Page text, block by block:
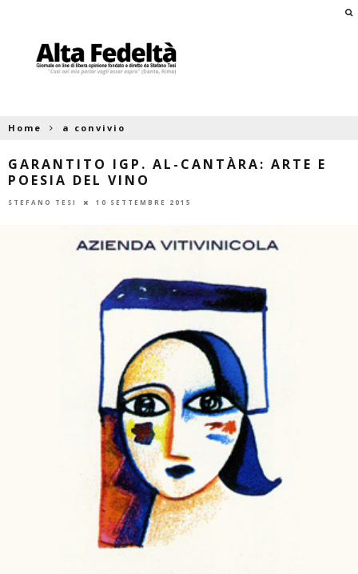
Home a convivio
GARANTITO IGP. AL-CANTÀRA: ARTE E
POESIA DEL VINO
STEFANO TESI 10 SETTEMBRE 2015